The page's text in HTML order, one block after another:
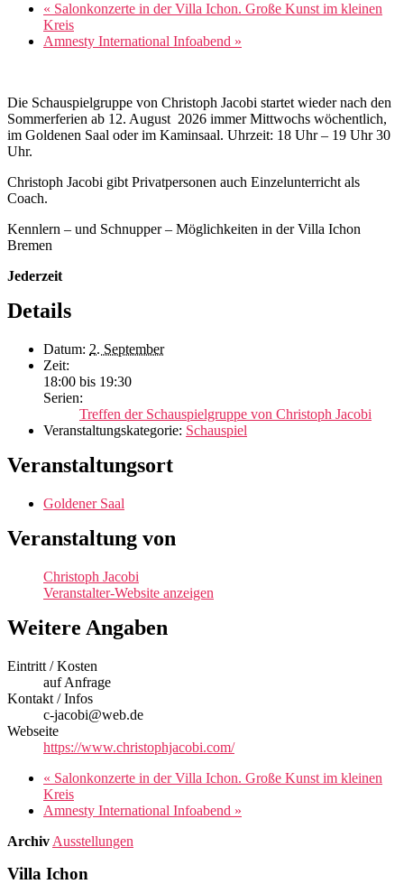
« Salonkonzerte in der Villa Ichon. Große Kunst im kleinen
Kreis
Amnesty International Infoabend »
Die Schauspielgruppe von Christoph Jacobi startet wieder nach den
Sommerferien ab 12. August 2026 immer Mittwochs wöchentlich,
im Goldenen Saal oder im Kaminsaal. Uhrzeit: 18 Uhr – 19 Uhr 30
Uhr.
Christoph Jacobi gibt Privatpersonen auch Einzelunterricht als
Coach.
Kennlern – und Schnupper – Möglichkeiten in der Villa Ichon
Bremen
Jederzeit
Details
Datum: 2. September
Zeit:
18:00 bis 19:30
Serien:
Treffen der Schauspielgruppe von Christoph Jacobi
Veranstaltungskategorie: Schauspiel
Veranstaltungsort
Goldener Saal
Veranstaltung von
Christoph Jacobi
Veranstalter-Website anzeigen
Weitere Angaben
Eintritt / Kosten
auf Anfrage
Kontakt / Infos
c-jacobi@web.de
Webseite
https://www.christophjacobi.com/
« Salonkonzerte in der Villa Ichon. Große Kunst im kleinen
Kreis
Amnesty International Infoabend »
Archiv Ausstellungen
Villa Ichon